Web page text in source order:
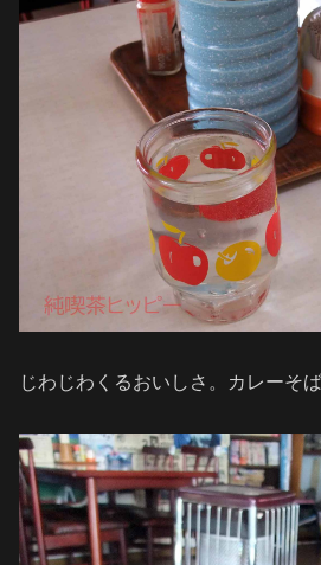
じわじわくるおいしさ。カレーそば